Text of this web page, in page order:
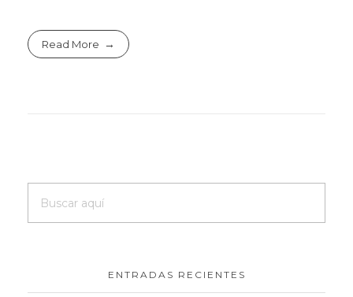
Read More
ENTRADAS RECIENTES